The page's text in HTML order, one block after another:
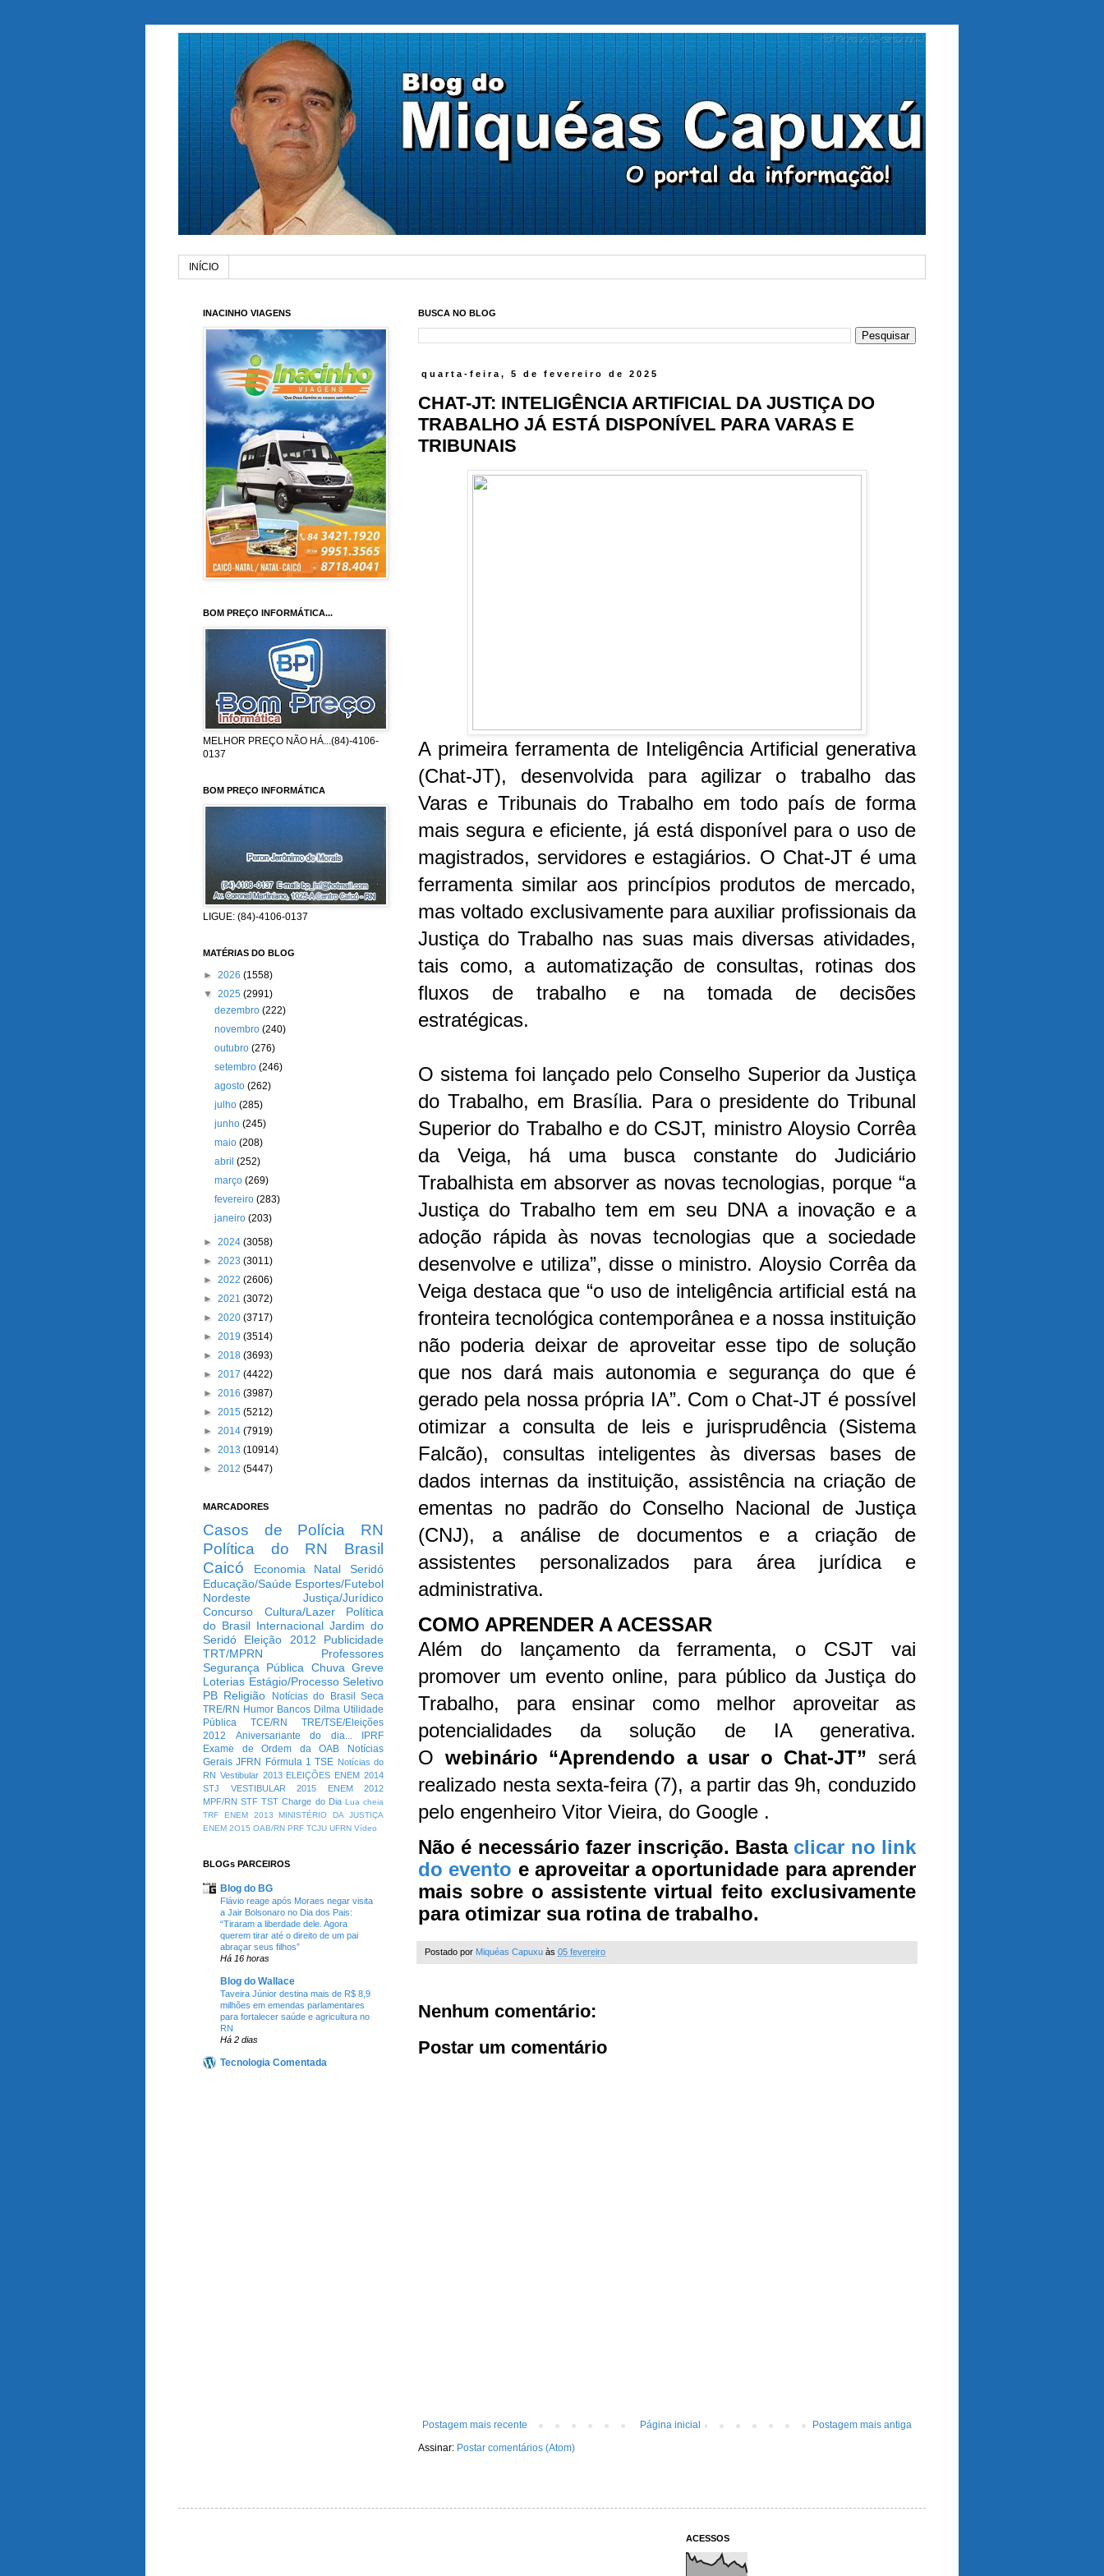
INÍCIO
BUSCA NO BLOG
quarta-feira, 5 de fevereiro de 2025
CHAT-JT: INTELIGÊNCIA ARTIFICIAL DA JUSTIÇA DO
TRABALHO JÁ ESTÁ DISPONÍVEL PARA VARAS E
TRIBUNAIS
A primeira ferramenta de Inteligência Artificial generativa
(Chat-JT), desenvolvida para agilizar o trabalho das
Varas e Tribunais do Trabalho em todo país de forma
mais segura e eficiente, já está disponível para o uso de
magistrados, servidores e estagiários. O Chat-JT é uma
ferramenta similar aos princípios produtos de mercado,
mas voltado exclusivamente para auxiliar profissionais da
Justiça do Trabalho nas suas mais diversas atividades,
tais como, a automatização de consultas, rotinas dos
fluxos de trabalho e na tomada de decisões
estratégicas.
O sistema foi lançado pelo Conselho Superior da Justiça
do Trabalho, em Brasília. Para o presidente do Tribunal
Superior do Trabalho e do CSJT, ministro Aloysio Corrêa
da Veiga, há uma busca constante do Judiciário
Trabalhista em absorver as novas tecnologias, porque “a
Justiça do Trabalho tem em seu DNA a inovação e a
adoção rápida às novas tecnologias que a sociedade
desenvolve e utiliza”, disse o ministro.Aloysio Corrêa da
Veiga destaca que “o uso de inteligência artificial está na
fronteira tecnológica contemporânea e a nossa instituição
não poderia deixar de aproveitar esse tipo de solução
que nos dará mais autonomia e segurança do que é
gerado pela nossa própria IA”. Com o Chat-JT é possível
otimizar a consulta de leis e jurisprudência (Sistema
Falcão), consultas inteligentes às diversas bases de
dados internas da instituição, assistência na criação de
ementas no padrão do Conselho Nacional de Justiça
(CNJ), a análise de documentos e a criação de
assistentes personalizados para área jurídica e
administrativa.
COMO APRENDER A ACESSAR
Além do lançamento da ferramenta, o CSJT vai
promover um evento online, para público da Justiça do
Trabalho, para ensinar como melhor aproveitar as
potencialidades da solução de IA generativa.
O webinário “Aprendendo a usar o Chat-JT” será
realizado nesta sexta-feira (7), a partir das 9h, conduzido
pelo engenheiro Vitor Vieira, do Google .
Não é necessário fazer inscrição. Basta clicar no link
do evento e aproveitar a oportunidade para aprender
mais sobre o assistente virtual feito exclusivamente
para otimizar sua rotina de trabalho.
Postado por Miquéas Capuxu às 05 fevereiro
Nenhum comentário:
Postar um comentário
Postagem mais recente Postagem mais antiga
Página inicial
Assinar: Postar comentários (Atom)
INACINHO VIAGENS
BOM PREÇO INFORMÁTICA...
MELHOR PREÇO NÃO HÁ...(84)-4106-
0137
BOM PREÇO INFORMÁTICA
LIGUE: (84)-4106-0137
MATÉRIAS DO BLOG
► 2026 (1558)
▼ 2025 (2991)
dezembro(222)
novembro(240)
outubro(276)
setembro(246)
agosto(262)
julho(285)
junho(245)
maio(208)
abril(252)
março(269)
fevereiro(283)
janeiro(203)
► 2024 (3058)
► 2023 (3011)
► 2022 (2606)
► 2021 (3072)
► 2020 (3717)
► 2019 (3514)
► 2018 (3693)
► 2017 (4422)
► 2016 (3987)
► 2015 (5212)
► 2014 (7919)
► 2013 (10914)
► 2012 (5447)
MARCADORES
Casos de Polícia
RN
Política do RN
Brasil
Caicó
Economia Natal
Seridó
Educação/Saúde Esportes/Futebol
Nordeste
Justiça/Jurídico
Concurso
Cultura/Lazer
Política
do Brasil Internacional Jardim do
Seridó
Eleição 2012
Publicidade
TRT/MPRN
Professores
Segurança Pública Chuva Greve
Loterias Estágio/Processo Seletivo
PB Religião Notícias do Brasil
Seca
TRE/RN Humor Bancos Dilma Utilidade
Pública
TCE/RN
TRE/TSE/Eleições
2012
Aniversariante do dia...
IPRF
Exame de Ordem da OAB
Notícias
Gerais JFRN Fórmula 1 TSE Notícias do
RN Vestibular 2013 ELEIÇÕES ENEM 2014
STJ
VESTIBULAR 2015
ENEM 2012
MPF/RN STF TST Charge do Dia Lua cheia
TRF
ENEM 2013
MINISTÉRIO DA JUSTIÇA
ENEM 2O15 OAB/RN PRF TCJU UFRN Vídeo
BLOGs PARCEIROS
Blog do BG
Flávio reage após Moraes negar visita
a Jair Bolsonaro no Dia dos Pais:
“Tiraram a liberdade dele. Agora
querem tirar até o direito de um pai
abraçar seus filhos”
Há 16 horas
Blog do Wallace
Taveira Júnior destina mais de R$ 8,9
milhões em emendas parlamentares
para fortalecer saúde e agricultura no
RN
Há 2 dias
Tecnologia Comentada
ACESSOS